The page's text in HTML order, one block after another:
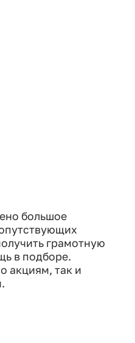
большое
грамотную
в подборе.
акциям, так и